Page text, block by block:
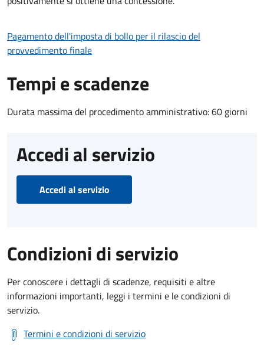
Pagamento dell'imposta di bollo per il rilascio del
provvedimento finale
Tempi e scadenze
Durata massima del procedimento amministrativo: 60 giorni
Accedi al servizio
Accedi al servizio
Condizioni di servizio
Per conoscere i dettagli di scadenze, requisiti e altre
informazioni importanti, leggi i termini e le condizioni di
servizio.
Termini e condizioni di servizio